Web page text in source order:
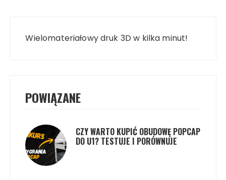
wpisu
Wielomateriałowy druk 3D w kilka minut!
POWIĄZANE
CZY WARTO KUPIĆ OBUDOWĘ POPCAP
DO U1? TESTUJE I PORÓWNUJE